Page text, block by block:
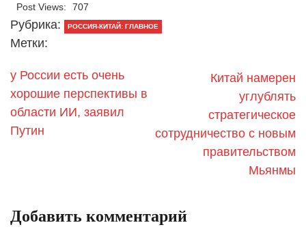
Post Views: 707
Рубрика: РОССИЯ-КИТАЙ: ГЛАВНОЕ
Метки:
у России есть очень
хорошие перспективы в
области ИИ, заявил
Путин
Китай намерен
углублять
стратегическое
сотрудничество с новым
правительством
Мьянмы
Добавить комментарий